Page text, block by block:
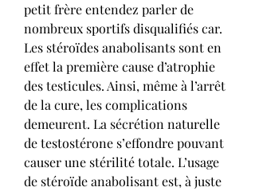
petit frère entendez parler de
nombreux sportifs disqualifiés car.
Les stéroïdes anabolisants sont en
effet la première cause d’atrophie
des testicules. Ainsi, même à l’arrêt
de la cure, les complications
demeurent. La sécrétion naturelle
de testostérone s’effondre pouvant
causer une stérilité totale. L’usage
de stéroïde anabolisant est, à juste